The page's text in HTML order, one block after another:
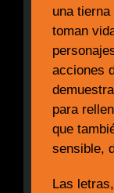
una
toman
acciones
para
que
sensible,
Las